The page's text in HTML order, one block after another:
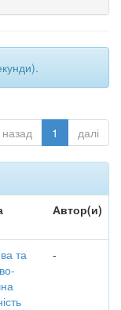
назад 1 далі
Автор(и)
та
-